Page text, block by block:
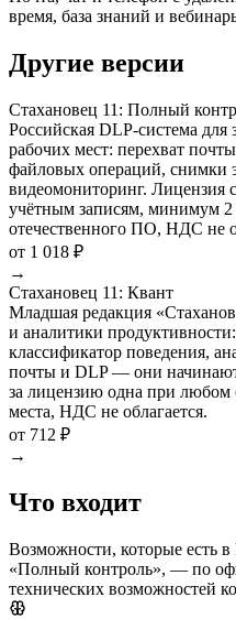
время, база знаний и
Другие версии
Стахановец 11: Полный
Российская DLP-система для
рабочих мест: перехват
файловых операций, снимки
видеомониторинг. Лицензия
учётным записям, минимум 2
отечественного ПО, НДС не
от 1 018 ₽
→
Стахановец 11: Квант
Младшая редакция
и аналитики
классификатор поведения,
почты и DLP — они
за лицензию одна при
места, НДС не облагается.
от 712 ₽
→
Что входит
Возможности, которые есть
«Полный контроль», — по
технических возможностей